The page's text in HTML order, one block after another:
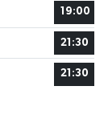
19:00
21:30
21:30